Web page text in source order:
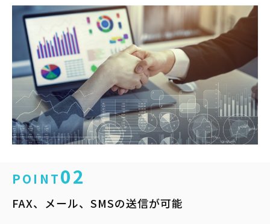
POINT02
FAX、メール、SMSの送信が可能